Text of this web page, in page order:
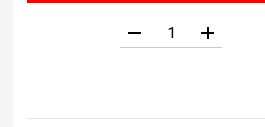
add
remove